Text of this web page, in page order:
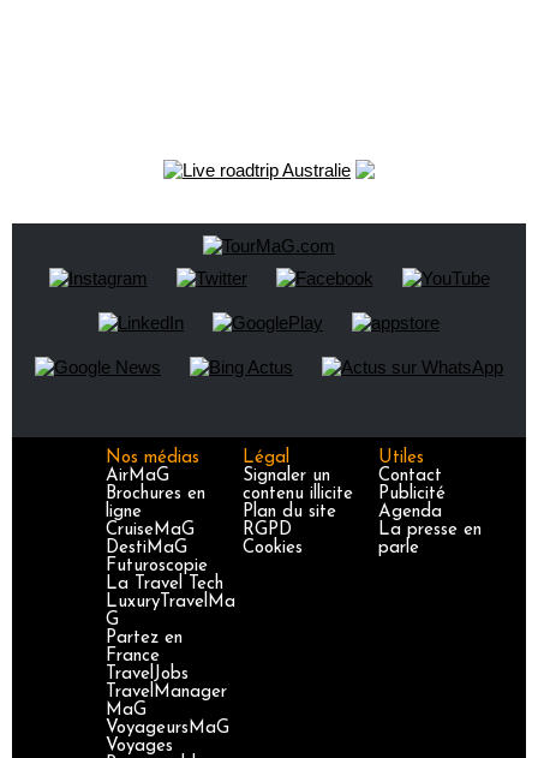
Nos médias
AirMaG
Brochures en
ligne
CruiseMaG
DestiMaG
Futuroscopie
La Travel Tech
LuxuryTravelMa
G
Partez en
France
TravelJobs
TravelManager
MaG
VoyageursMaG
Voyages
Légal
Signaler un
contenu illicite
Plan du site
RGPD
Cookies
Utiles
Contact
Publicité
Agenda
La presse en
parle